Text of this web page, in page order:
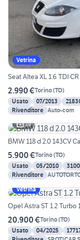
Vetrina
Seat Altea XL 1.6 TDI
2.990 €Torino(TO)
Usato
07/2013
Rivenditore Auto-com
19
BMW 118 d 2.0 143CV
5.900 €Torino(TO)
Usato
05/2010
Rivenditore
Vetrina
Opel Astra ST 1.2 Turbo
20.900 €Torino(TO)
Usato
04/2025